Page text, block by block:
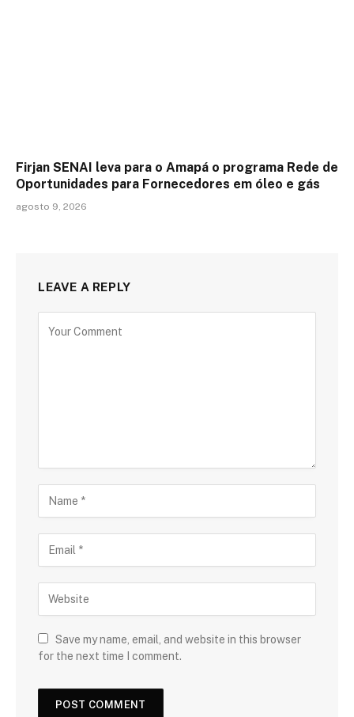
Firjan SENAI leva para o Amapá o programa Rede de
Oportunidades para Fornecedores em óleo e gás
agosto 9, 2026
LEAVE A REPLY
Save my name, email, and website in this browser
for the next time I comment.